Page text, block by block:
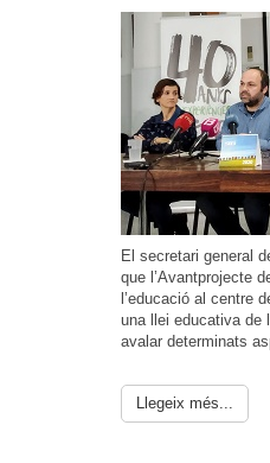
El secretari general
que l’Avantprojecte
l’educació al centre
una llei educativa de
avalar determinats
Llegeix més...